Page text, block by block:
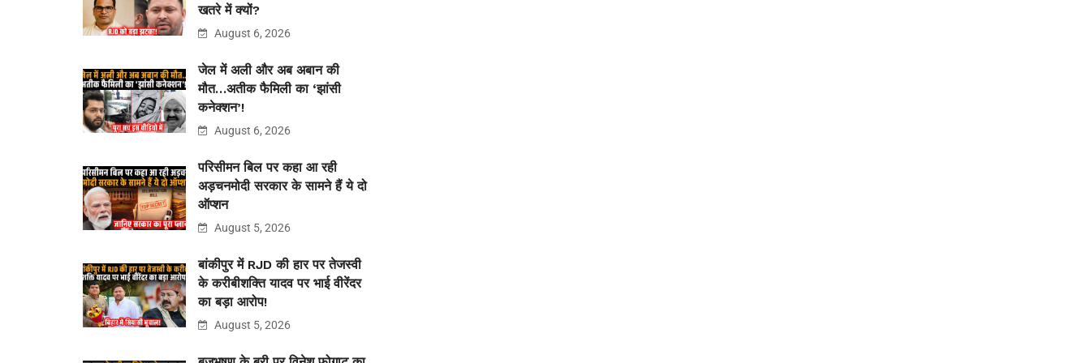
खतरे में क्यों?
August 6, 2026
जेल में अली और अब अबान की
मौत…अतीक फैमिली का ‘झांसी
कनेक्शन’!
August 6, 2026
परिसीमन बिल पर कहा आ रही
अड़चनमोदी सरकार के सामने हैं ये दो
ऑप्शन
August 5, 2026
बांकीपुर में RJD की हार पर तेजस्वी
के करीबीशक्ति यादव पर भाई वीरेंदर
का बड़ा आरोप!
August 5, 2026